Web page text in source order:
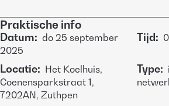
Praktische info
Datum: do 25 september
2025
Tijd:
Locatie: Het Koelhuis,
Coenensparkstraat 1,
7202AN, Zuthpen
Type: